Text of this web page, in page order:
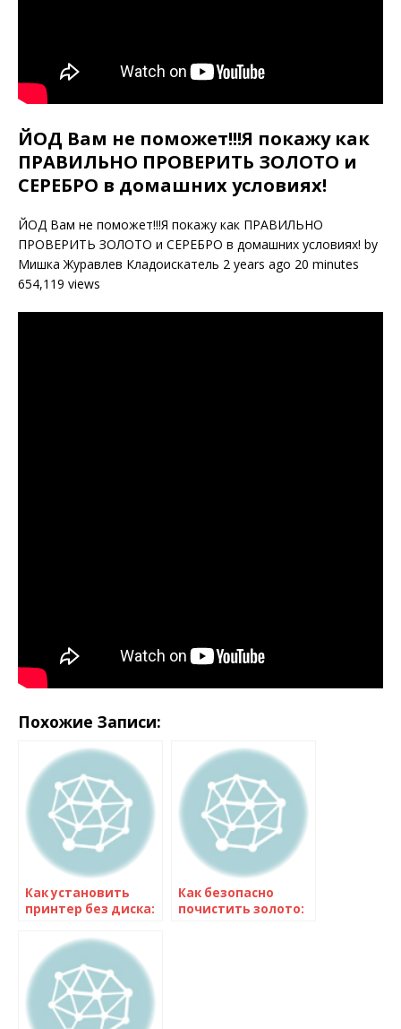
ЙОД Вам не поможет!!!Я покажу как
ПРАВИЛЬНО ПРОВЕРИТЬ ЗОЛОТО и
СЕРЕБРО в домашних условиях!
ЙОД Вам не поможет!!!Я покажу как ПРАВИЛЬНО
ПРОВЕРИТЬ ЗОЛОТО и СЕРЕБРО в домашних условиях! by
Мишка Журавлев Кладоискатель 2 years ago 20 minutes
654,119 views
Похожие Записи:
Как установить
принтер без диска:
инструкция и
технические
советы
Как безопасно
почистить золото: